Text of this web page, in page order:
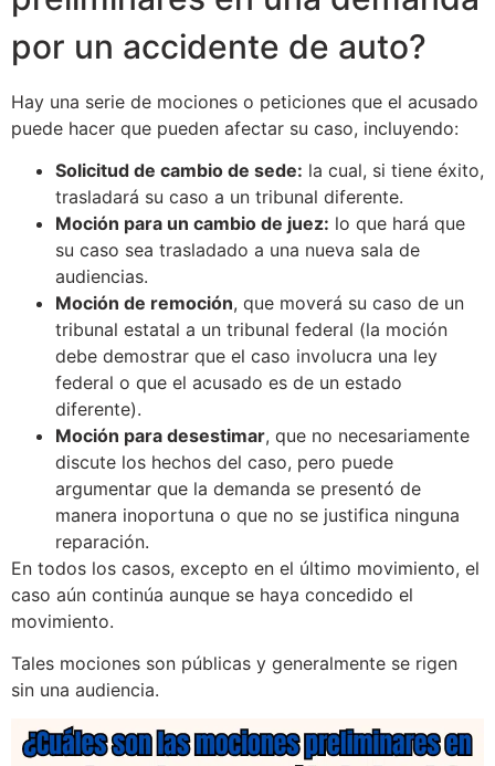
por un accidente de auto?
Hay una serie de mociones o peticiones que el acusado
puede hacer que pueden afectar su caso, incluyendo:
Solicitud de cambio de sede: la cual, si tiene éxito,
trasladará su caso a un tribunal diferente.
Moción para un cambio de juez: lo que hará que
su caso sea trasladado a una nueva sala de
audiencias.
Moción de remoción, que moverá su caso de un
tribunal estatal a un tribunal federal (la moción
debe demostrar que el caso involucra una ley
federal o que el acusado es de un estado
diferente).
Moción para desestimar, que no necesariamente
discute los hechos del caso, pero puede
argumentar que la demanda se presentó de
manera inoportuna o que no se justifica ninguna
reparación.
En todos los casos, excepto en el último movimiento, el
caso aún continúa aunque se haya concedido el
movimiento.
Tales mociones son públicas y generalmente se rigen
sin una audiencia.